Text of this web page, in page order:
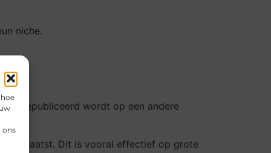
ons
niche.
gepubliceerd wordt op een andere
geplaatst. Dit is vooral effectief op grote